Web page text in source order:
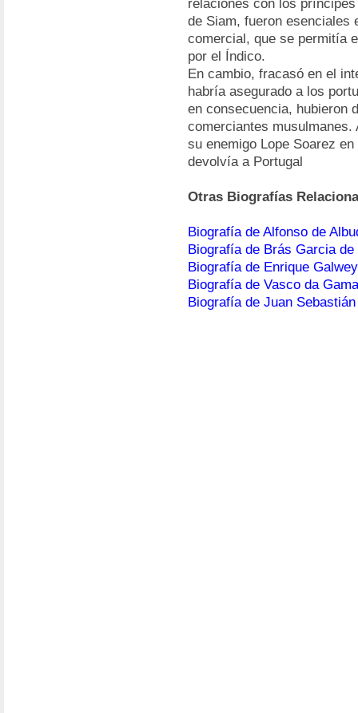
relaciones con los
de Siam, fueron esenciales
comercial, que se permitía
por el Índico.
En cambio, fracasó en el
habría asegurado a los
en consecuencia, hubieron
comerciantes
su enemigo Lope Soarez
devolvía a Portugal
Otras Biografías
Biografía de Alfonso de
Biografía de Brás Garcia
Biografía de Enrique Galwey
Biografía de Vasco da Gama
Biografía de Juan